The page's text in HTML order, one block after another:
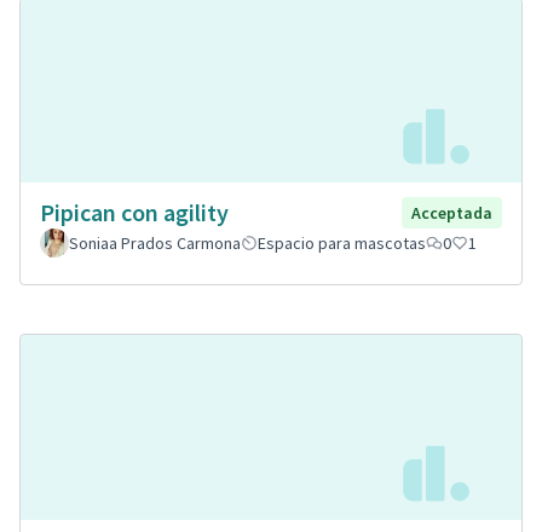
Pipican con agility
Acceptada
Soniaa Prados Carmona
Espacio para mascotas 0 1